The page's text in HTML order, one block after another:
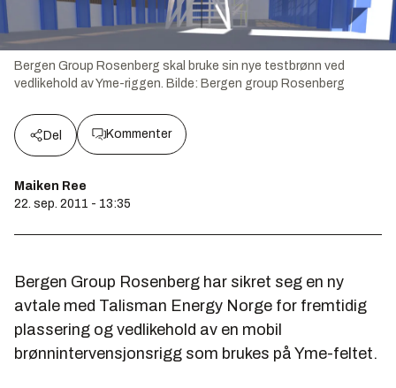
Bergen Group Rosenberg skal bruke sin nye testbrønn ved
vedlikehold av Yme-riggen. Bilde: Bergen group Rosenberg
Del Kommenter
Maiken Ree
22. sep. 2011 - 13:35
Bergen Group Rosenberg har sikret seg en ny
avtale med Talisman Energy Norge for fremtidig
plassering og vedlikehold av en mobil
brønnintervensjonsrigg som brukes på Yme-feltet.